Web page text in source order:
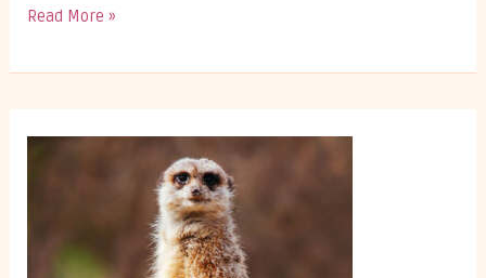
Quelle
aux
de
Read More »